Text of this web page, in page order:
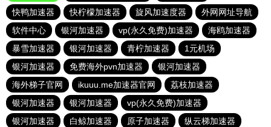
快鸭加速器
快柠檬加速器 旋风加速度器
外网网址导航
软件中心
银河加速器 vp(永久免费)加速器
海鸥加速器
暴雪加速器
银河加速器 青柠加速器
1元机场
银河加速器
免费海外pvn加速器
银河加速器
海外梯子官网
ikuuu.me加速器官网
荔枝加速器
银河加速器
银河加速器
vp(永久免费)加速器
银河加速器
白鲸加速器 原子加速器
纵云梯加速器